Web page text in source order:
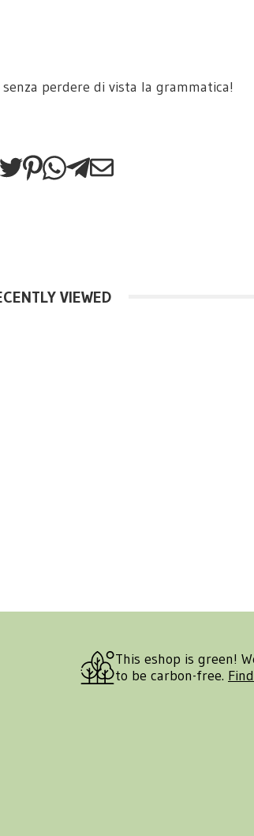
perdere di vista la grammatica!
VIEWED
This eshop is green!
to be carbon-free.